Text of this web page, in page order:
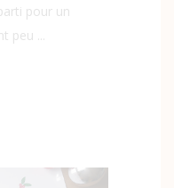
pour un
peu